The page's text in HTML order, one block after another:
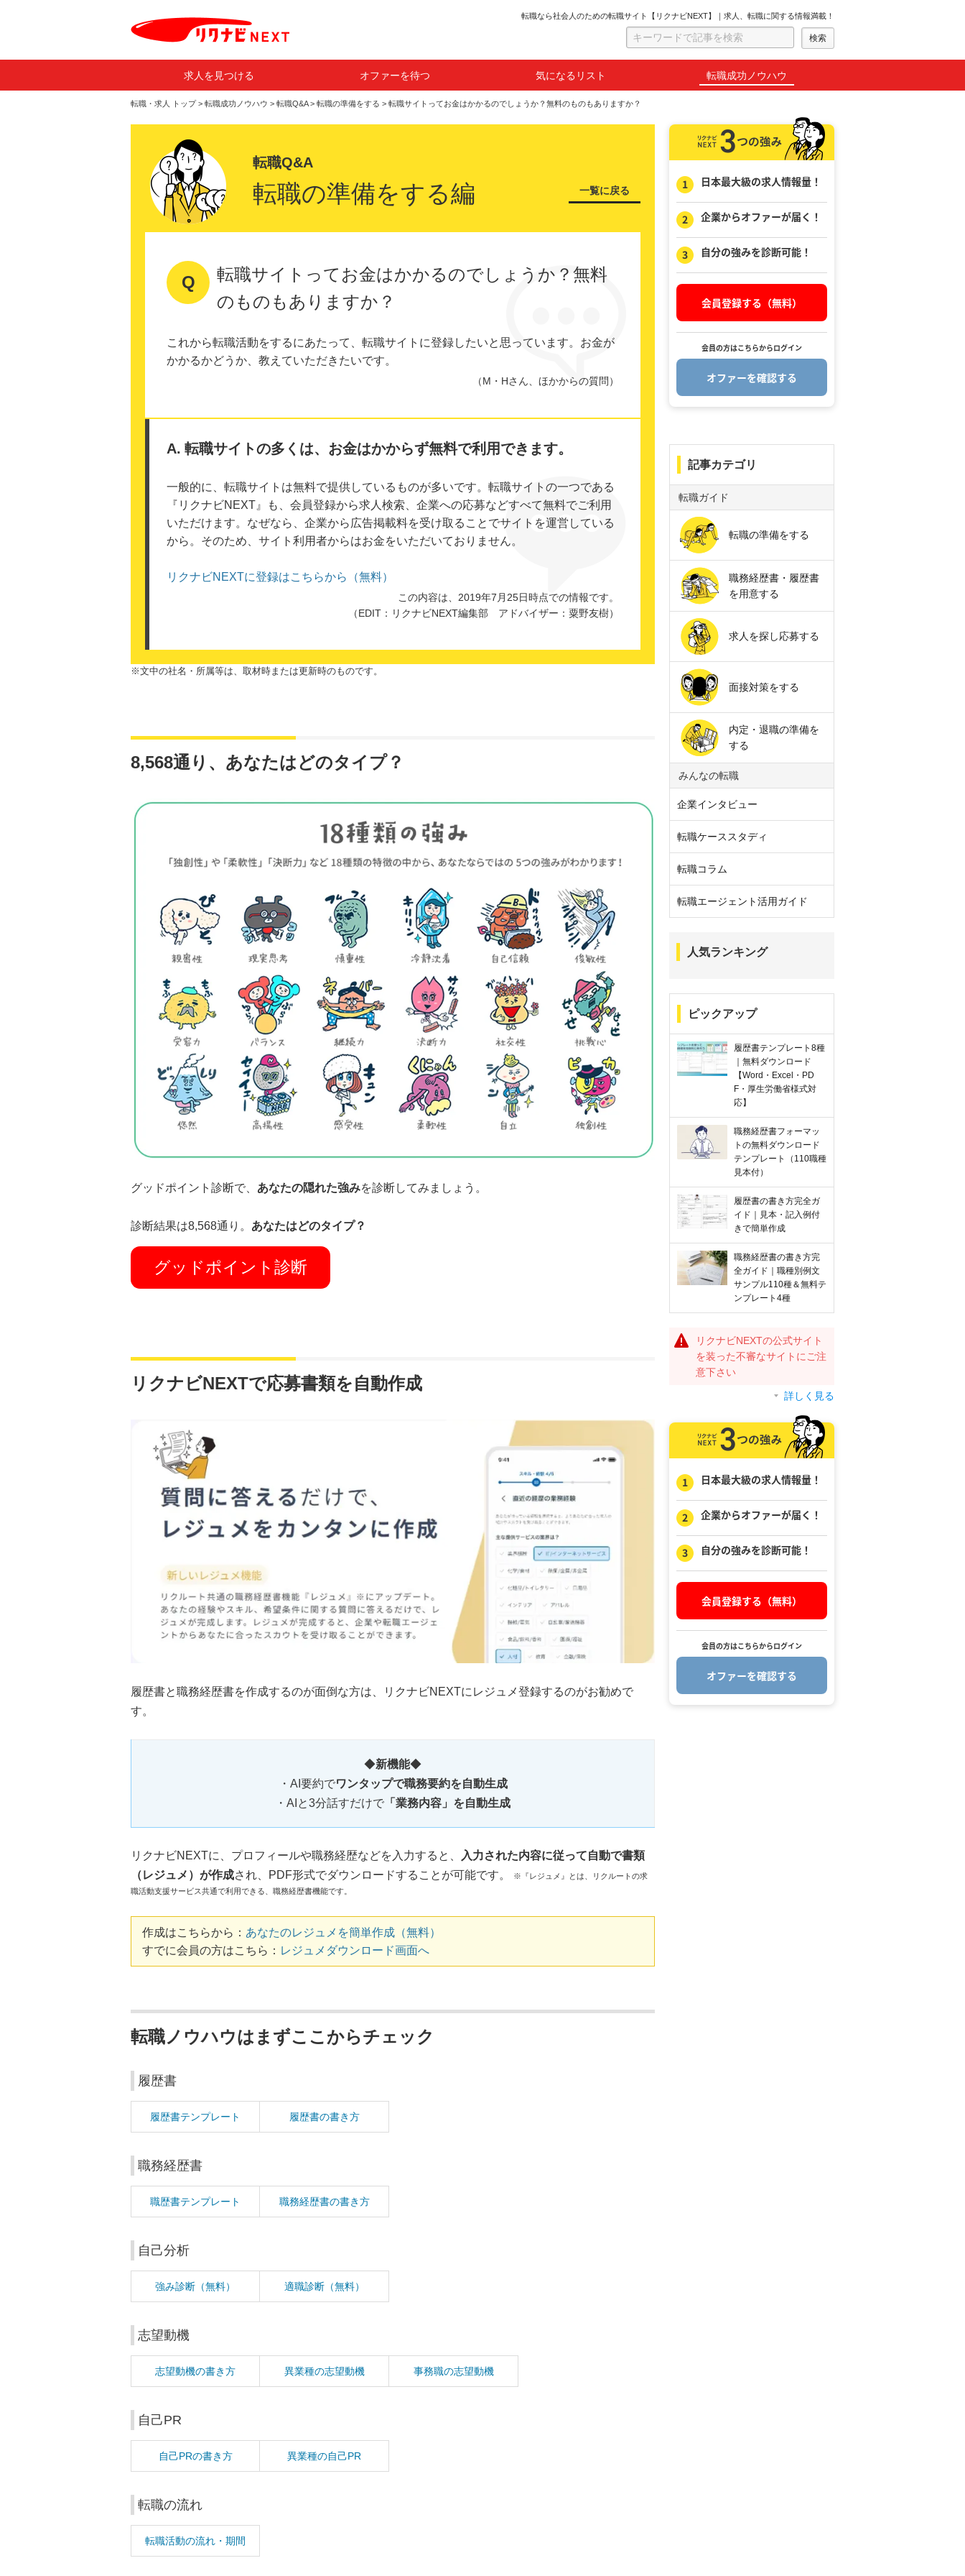
転職なら社会人のための転職サイト【リクナビNEXT】｜求人、転職に関する情報満載！
求人を見つける オファーを待つ 気になるリスト 転職成功ノウハウ
転職・求人 トップ> 転職成功ノウハウ > 転職Q&A> 転職の準備をする > 転職サイトってお金はかかるのでしょうか？無料のものもありますか？
転職Q&A
転職の準備をする編 一覧に戻る
転職サイトってお金はかかるのでしょうか？無料
のものもありますか？
これから転職活動をするにあたって、転職サイトに登録したいと思っています。お金が
かかるかどうか、教えていただきたいです。
（M・Hさん、ほかからの質問）
転職サイトの多くは、お金はかからず無料で利用できます。
一般的に、転職サイトは無料で提供しているものが多いです。転職サイトの一つである
『リクナビNEXT』も、会員登録から求人検索、企業への応募などすべて無料でご利用
いただけます。なぜなら、企業から広告掲載料を受け取ることでサイトを運営している
から。そのため、サイト利用者からはお金をいただいておりません。
リクナビNEXTに登録はこちらから（無料）
この内容は、2019年7月25日時点での情報です。
（EDIT：リクナビNEXT編集部 アドバイザー：粟野友樹）
※文中の社名・所属等は、取材時または更新時のものです。
8,568通り、あなたはどのタイプ？
グッドポイント診断で、 あなたの隠れた強みを診断してみましょう。
診断結果は8,568通り。 あなたはどのタイプ？
グッドポイント診断
リクナビNEXTで応募書類を自動作成
履歴書と職務経歴書を作成するのが面倒な方は、リクナビNEXTにレジュメ登録するのがお勧めで
す。
◆新機能◆
・AI要約でワンタップで職務要約を自動生成
・AIと3分話すだけで 「業務内容」を自動生成
リクナビNEXTに、プロフィールや職務経歴などを入力すると、
入力された内容に従って自動で書類
（レジュメ）が作成され、PDF形式でダウンロードすることが可能です。
※『レジュメ』とは、リクルートの求
職活動支援サービス共通で利用できる、職務経歴書機能です。
作成はこちらから： あなたのレジュメを簡単作成（無料）
すでに会員の方はこちら： レジュメダウンロード画面へ
転職ノウハウはまずここからチェック
履歴書
履歴書テンプレート 履歴書の書き方
職務経歴書
職歴書テンプレート 職務経歴書の書き方
自己分析
強み診断（無料） 適職診断（無料）
志望動機
志望動機の書き方 異業種の志望動機 事務職の志望動機
自己PR
自己PRの書き方 異業種の自己PR
転職の流れ
転職活動の流れ・期間
日本最大級の求人情報量！
企業からオファーが届く！
自分の強みを診断可能！
会員登録する（無料）
会員の方はこちらからログイン
オファーを確認する
記事カテゴリ
転職ガイド
転職の準備をする
職務経歴書・履歴書
を用意する
求人を探し応募する
面接対策をする
内定・退職の準備を
する
みんなの転職
企業インタビュー
転職ケーススタディ
転職コラム
転職エージェント活用ガイド
人気ランキング
ピックアップ
履歴書テンプレート8種
｜無料ダウンロード
【Word・Excel・PD
F・厚生労働省様式対
応】
職務経歴書フォーマッ
トの無料ダウンロード
テンプレート（110職種
見本付）
履歴書の書き方完全ガ
イド｜見本・記入例付
きで簡単作成
職務経歴書の書き方完
全ガイド｜職種別例文
サンプル110種＆無料テ
ンプレート4種
リクナビNEXTの公式サイト
を装った不審なサイトにご注
意下さい
詳しく見る
日本最大級の求人情報量！
企業からオファーが届く！
自分の強みを診断可能！
会員登録する（無料）
会員の方はこちらからログイン
オファーを確認する